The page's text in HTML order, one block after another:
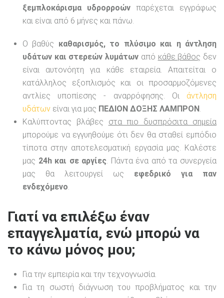
ξεμπλοκάρισμα υδρορροών παρέχεται εγγράφως
και είναι από 6 μήνες και πάνω.
Ο βαθύς καθαρισμός, το πλύσιμο και η άντληση
υδάτων και στερεών λυμάτων από κάθε βάθος δεν
είναι αυτονόητη για κάθε εταιρεία. Απαιτείται ο
κατάλληλος εξοπλισμός και οι προσαρμοζόμενες
αντλίες υποπίεσης - αναρρόφησης. Οι άντληση
υδάτων είναι για μας ΠΕΔΙΟΝ ΔΟΞΗΣ ΛΑΜΠΡΟΝ.
Καλύπτοντας βλάβες στα πιο δυσπρόσιτα σημεία
μπορούμε να εγγυηθούμε ότι δεν θα σταθεί εμπόδιο
τίποτα στην αποτελεσματική εργασία μας. Καλέστε
μας 24h και σε αργίες. Πάντα ένα από τα συνεργεία
μας θα λειτουργεί ως εφεδρικό για παν
ενδεχόμενο.
Γιατί να επιλέξω έναν
επαγγελματία, ενώ μπορώ να
το κάνω μόνος μου;
Για την εμπειρία και την τεχνογνωσία.
Για τη σωστή διάγνωση του προβλήματος και την